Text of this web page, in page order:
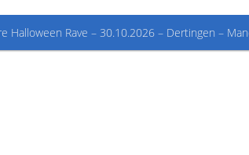
Halloween Rave – 30.10.2026 – Dertingen –